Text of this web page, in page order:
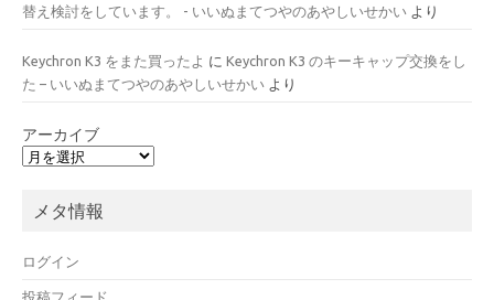
替え検討をしています。 - いいぬまてつやのあやしいせかい より
Keychron K3 をまた買ったよ に Keychron K3 のキーキャップ交換をし
た – いいぬまてつやのあやしいせかい より
アーカイブ
メタ情報
ログイン